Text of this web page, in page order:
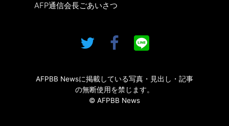
AFP通信会長ごあいさつ
AFPBB Newsに掲載している写真・見出し・記事
の無断使用を禁じます。
© AFPBB News